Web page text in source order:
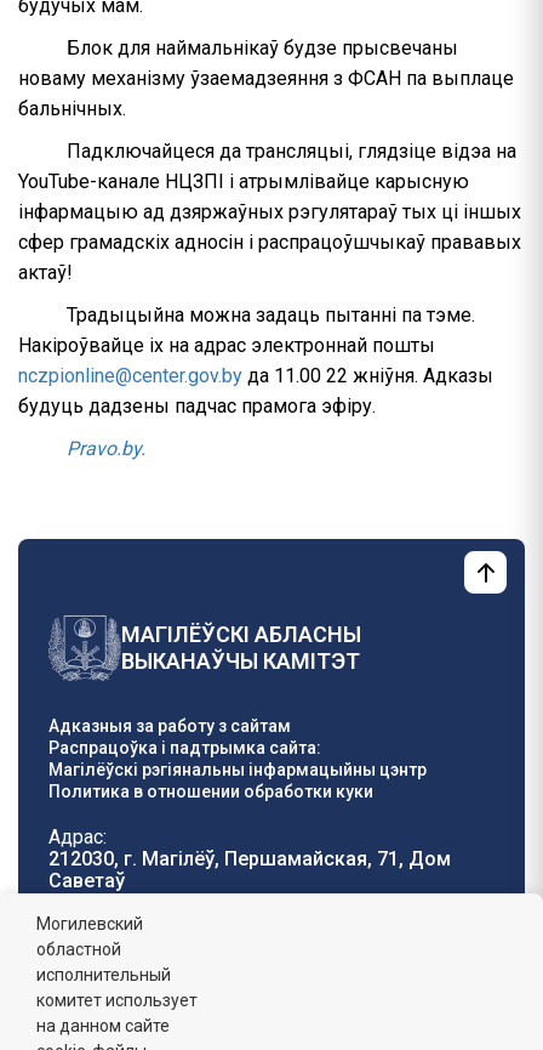
будучых мам.
Блок для наймальнікаў будзе прысвечаны
новаму механізму ўзаемадзеяння з ФСАН па выплаце
бальнічных.
Падключайцеся да трансляцыі, глядзіце відэа на
YouTube-канале НЦЗПІ і атрымлівайце карысную
інфармацыю ад дзяржаўных рэгулятараў тых ці іншых
сфер грамадскіх адносін і распрацоўшчыкаў прававых
актаў!
Традыцыйна можна задаць пытанні па тэме.
Накіроўвайце іх на адрас электроннай пошты
nczpionline@center.gov.by да 11.00 22 жніўня. Адказы
будуць дадзены падчас прамога эфіру.
Pravo.by.
МАГІЛЁЎСКІ АБЛАСНЫ
ВЫКАНАЎЧЫ КАМІТЭТ
Адказныя за работу з сайтам
Распрацоўка і падтрымка сайта:
Магілёўскі рэгіянальны інфармацыйны цэнтр
Политика в отношении обработки куки
Адрас:
212030, г. Магілёў, Першамайская, 71, Дом
Саветаў
Тэлефон гарачай
лініі:
8 (0222) 71-32-55
Графік работы:
пн-пт: 8.00 - 17.00, сб-н: выхадны,
Могилевский
областной
исполнительный
комитет использует
на данном сайте